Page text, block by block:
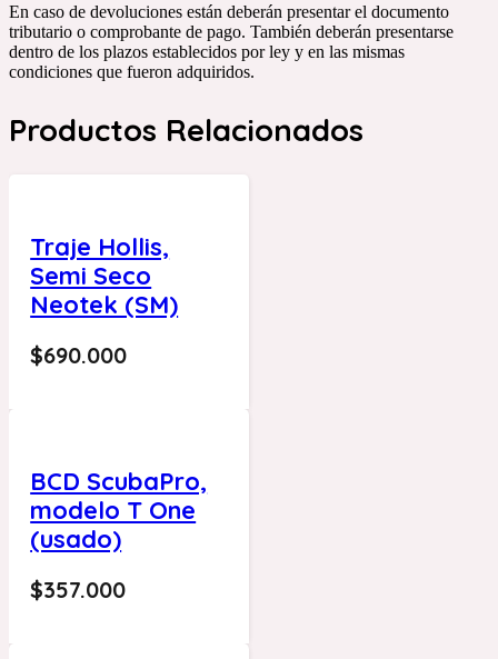
En caso de devoluciones están deberán presentar el documento
tributario o comprobante de pago. También deberán presentarse
dentro de los plazos establecidos por ley y en las mismas
condiciones que fueron adquiridos.
Productos Relacionados
Traje Hollis,
Semi Seco
Neotek (SM)
$690.000
BCD ScubaPro,
modelo T One
(usado)
$357.000